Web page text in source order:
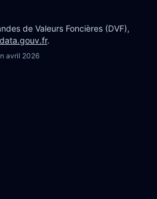
de Valeurs Foncières (DVF),
data.gouv.fr.
avril 2026